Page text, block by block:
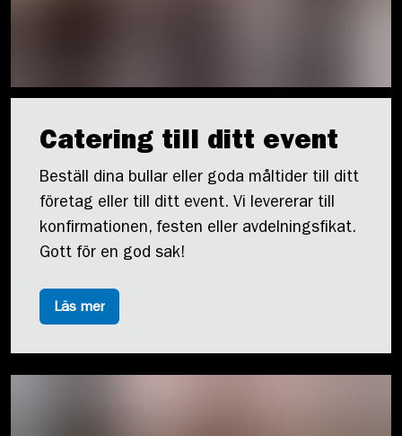
Catering till ditt event
Beställ dina bullar eller goda måltider till ditt
företag eller till ditt event. Vi levererar till
konfirmationen, festen eller avdelningsfikat.
Gott för en god sak!
Läs mer